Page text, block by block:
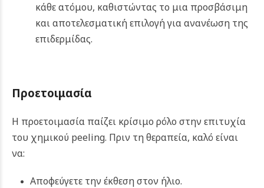
κάθε ατόμου, καθιστώντας το μια προσβάσιμη
και αποτελεσματική επιλογή για ανανέωση της
επιδερμίδας.
Προετοιμασία
Η προετοιμασία παίζει κρίσιμο ρόλο στην επιτυχία
του χημικού peeling. Πριν τη θεραπεία, καλό είναι
να:
Αποφεύγετε την έκθεση στον ήλιο.